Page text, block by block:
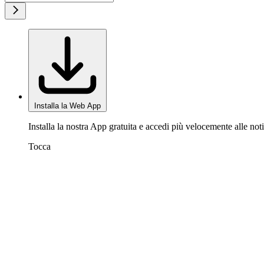
Installa la Web App
Installa la nostra App gratuita e accedi più velocemente alle
Tocca